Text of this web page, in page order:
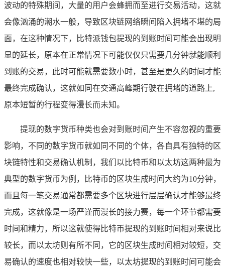
波动的特殊期间，大量的用户会蜂拥而至进行交易活动，这就
会像汹涌的潮水一般，导致区块链网络瞬间陷入拥堵不堪的局
面，在这种情况下，比特派钱包提现的到账时间可能会出现明
显的延长，原本在正常情况下可能仅仅只需要几分钟就能顺利
到账的交易，此时可能就需要数小时，甚至是更久的时间才能
最终完成确认，这就如同在交通高峰期行驶在拥堵的道路上,
原本短暂的行程变得漫长而未知。
提现的数字货币种类也会对到账时间产生不容忽视的重要
影响，不同的数字货币就如同不同的个体，各自具有独特的区
块链特性和交易确认机制，我们以比特币和以太坊这两种最为
典型的数字货币为例，比特币的区块生成时间大约为10分钟，
而且每一笔交易通常都需要多个区块进行层层确认才能够最终
完成，这就像是一场严谨而漫长的接力赛，每一个环节都需要
时间和精力，所以这就使得比特币提现的到账时间相对来说比
较长，而以太坊则有所不同，它的区块生成时间相对较短，交
易确认的速度也相对较快一些，以太坊提现的到账时间可能会